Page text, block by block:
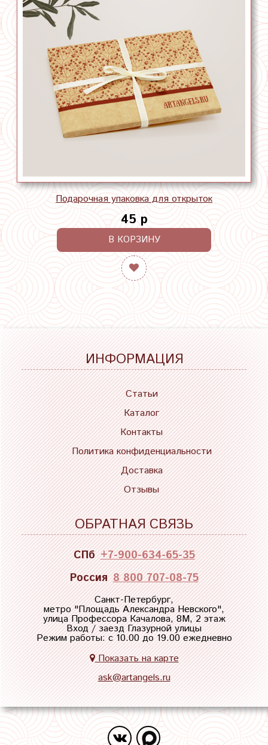
Подарочная упаковка для открыток
45 р
В КОРЗИНУ
ИНФОРМАЦИЯ
Статьи
Каталог
Контакты
Политика конфиденциальности
Доставка
Отзывы
ОБРАТНАЯ СВЯЗЬ
СПб +7-900-634-65-35
Россия 8 800 707-08-75
Санкт-Петербург,
метро "Площадь Александра Невского",
улица Профессора Качалова, 8М, 2 этаж
Вход / заезд Глазурной улицы
Режим работы: с 10.00 до 19.00 ежедневно
Показать на карте
ask@artangels.ru